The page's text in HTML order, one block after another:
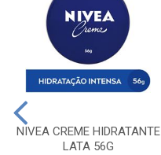
NIVEA CREME HIDRATANTE
LATA 56G